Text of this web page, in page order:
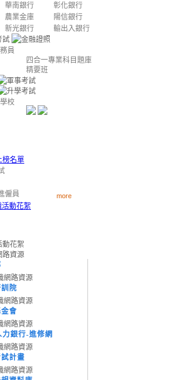
華南銀行
彰化銀行
農業金庫
陽信銀行
新光銀行 輸出入銀行
員
四合一專業科目題庫
精要班
校
僱員 more
院
會
力銀行-進修網
計畫